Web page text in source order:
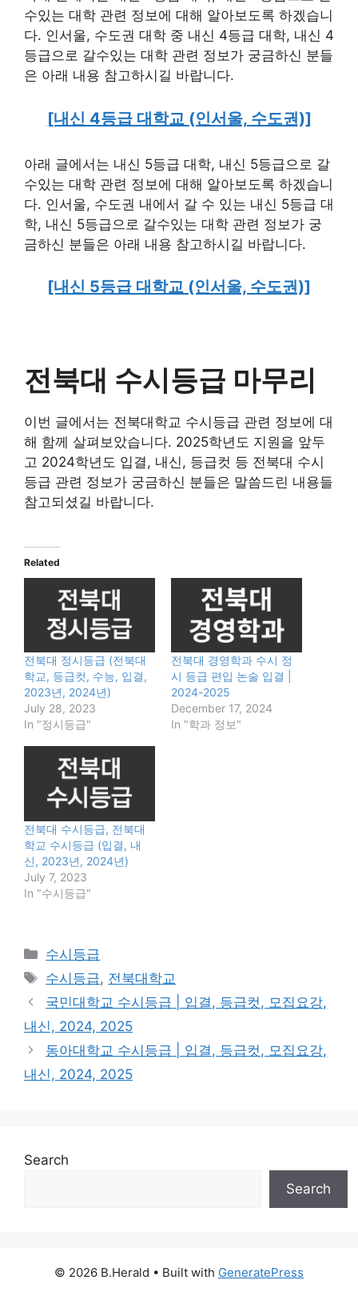
수있는 대학 관련 정보에 대해 알아보도록 하겠습니
다. 인서울, 수도권 대학 중 내신 4등급 대학, 내신 4
등급으로 갈수있는 대학 관련 정보가 궁금하신 분들
은 아래 내용 참고하시길 바랍니다.
[내신 4등급 대학교 (인서울, 수도권)]
아래 글에서는 내신 5등급 대학, 내신 5등급으로 갈
수있는 대학 관련 정보에 대해 알아보도록 하겠습니
다. 인서울, 수도권 내에서 갈 수 있는 내신 5등급 대
학, 내신 5등급으로 갈수있는 대학 관련 정보가 궁
금하신 분들은 아래 내용 참고하시길 바랍니다.
[내신 5등급 대학교 (인서울, 수도권)]
전북대 수시등급 마무리
이번 글에서는 전북대학교 수시등급 관련 정보에 대
해 함께 살펴보았습니다. 2025학년도 지원을 앞두
고 2024학년도 입결, 내신, 등급컷 등 전북대 수시
등급 관련 정보가 궁금하신 분들은 말씀드린 내용들
참고되셨길 바랍니다.
Related
전북대 정시등급 (전북대
학교, 등급컷, 수능, 입결,
2023년, 2024년)
July 28, 2023
In "정시등급"
전북대 경영학과 수시 정
시 등급 편입 논술 입결 |
2024-2025
December 17, 2024
In "학과 정보"
전북대 수시등급, 전북대
학교 수시등급 (입결, 내
신, 2023년, 2024년)
July 7, 2023
In "수시등급"
Categories
수시등급
Tags
수시등급, 전북대학교
국민대학교 수시등급 | 입결, 등급컷, 모집요강,
내신, 2024, 2025
동아대학교 수시등급 | 입결, 등급컷, 모집요강,
내신, 2024, 2025
Search
Search
© 2026 B.Herald • Built with GeneratePress